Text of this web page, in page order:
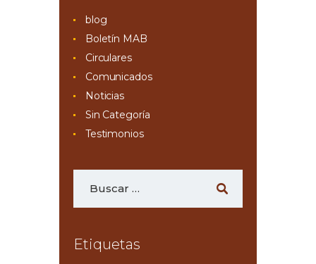
blog
Boletín MAB
Circulares
Comunicados
Noticias
Sin Categoría
Testimonios
Etiquetas